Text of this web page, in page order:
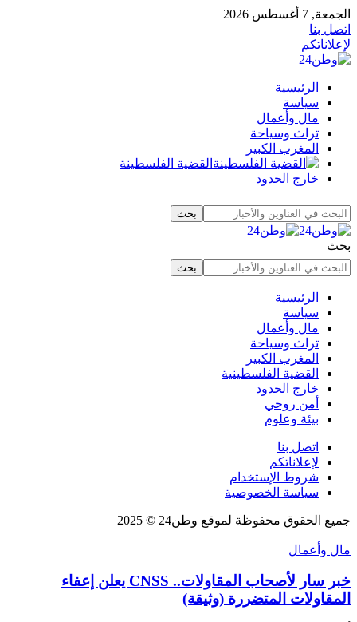
الجمعة, 7 أغسطس 2026
اتصل بنا
لإعلاناتكم
الرئيسية
سياسة
مال وأعمال
تراث وسياحة
المغرب الكبير
القضية الفلسطينة
خارج الحدود
بحث
الرئيسية
سياسة
مال وأعمال
تراث وسياحة
المغرب الكبير
القضية الفلسطينية
خارج الحدود
أمن روحي
بيئة وعلوم
اتصل بنا
لإعلاناتكم
شروط الإستخدام
سياسة الخصوصية
جميع الحقوق محفوظة لموقع وطن24 © 2025
مال وأعمال
خبر سار لأصحاب المقاولات.. CNSS يعلن إعفاء
المقاولات المتضررة (وثيقة)